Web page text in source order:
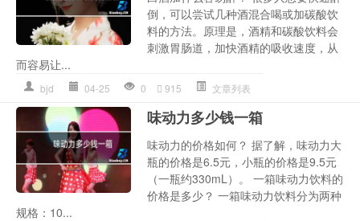
倒，可以尝试几种酒混合喝或加碳酸饮
料的方法。原理是，酒精和碳酸饮料会
刺激胃肠道，加快酒精的吸收速度，从
而容易让...
bjd 04-25 0 915 文章列表
味动力多少钱一箱
味动力的价格如何？ 据了解，味动力大
瓶的价格是6.5元，小瓶的价格是9.5元
（一瓶约330mL）。 一箱味动力饮料的
价格是多少？ 一箱味动力饮料分为两种
规格：10...